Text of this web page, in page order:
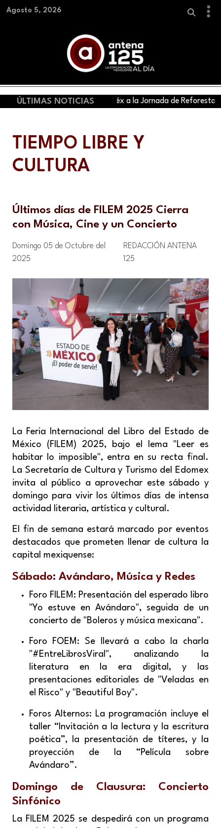
Agosto 5, 2026
ÚLTIMAS NOTICIASSe suma EdoMéx a la Jornada de
TIEMPO LIBRE Y
CULTURA
Últimos días de FILEM 2025 Cierra
con Música, Cine y un Concierto
Domingo 05 de Octubre del
2025
REDACCIÓN ANTENA
125
La Feria Internacional del Libro del Estado de
México (FILEM) 2025, bajo el lema "Leer es
habitar lo imposible", entra en su recta final.
La Secretaría de Cultura y Turismo del Edomex
invita al público a aprovechar este sábado y
domingo para vivir los últimos días de intensa
actividad literaria, artística y cultural.
El fin de semana estará marcado por eventos
destacados que prometen llenar de cultura la
capital mexiquense:
Sábado: Avándaro, Música y Redes
Foro FILEM: Presentación del esperado libro
"Yo estuve en Avándaro", seguida de un
concierto de "Boleros y música mexicana".
Foro FOEM: Se llevará a cabo la charla
"#EntreLibrosViral", analizando la
literatura en la era digital, y las
presentaciones editoriales de "Veladas en
el Risco" y "Beautiful Boy".
Foros Alternos: La programación incluye el
taller “Invitación a la lectura y la escritura
poética”, la presentación de títeres, y la
proyección de la “Película sobre
Avándaro”.
Domingo de Clausura: Concierto
Sinfónico
La FILEM 2025 se despedirá con un programa